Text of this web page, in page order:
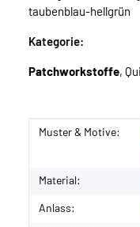
taubenblau-hellgrün
Kategorie:
Patchworkstoffe,
Produkteigenschaft
Wert
Muster & Motive:
Material:
Anlass: